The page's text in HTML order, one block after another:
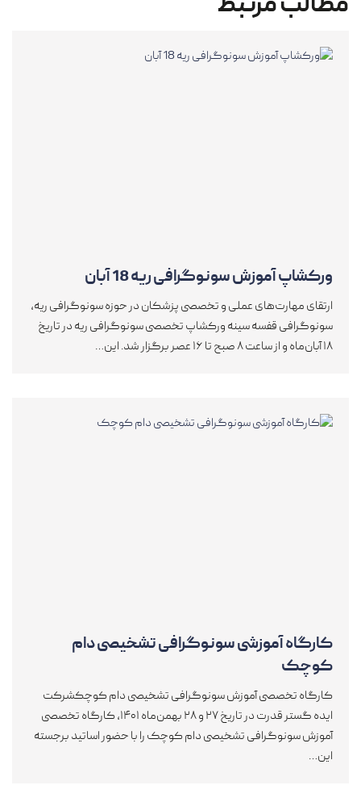
ورکشاپ آموزش سونوگرافی ریه 18 آبان
ارتقای مهارت‌های عملی و تخصصی پزشکان در حوزه سونوگرافی ریه،
سونوگرافی قفسه سینه ورکشاپ تخصصی سونوگرافی ریه در تاریخ
۱۸ آبان‌ماه و از ساعت ۸ صبح تا ۱۶ عصر برگزار شد. این…
کارگاه آموزشی سونوگرافی تشخیصی دام
کوچک
کارگاه تخصصی آموزش سونوگرافی تشخیصی دام کوچکشرکت
ایده گستر قدرت در تاریخ ۲۷ و ۲۸ بهمن‌ماه ۱۴۰۱، کارگاه تخصصی
آموزش سونوگرافی تشخیصی دام کوچک را با حضور اساتید برجسته
این…